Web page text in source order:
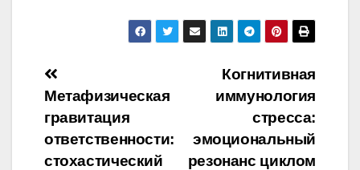
Навигация
по
записям
Когнитивная
иммунология
стресса:
эмоциональный
резонанс циклом
Метафизическая
гравитация
ответственности:
стохастический